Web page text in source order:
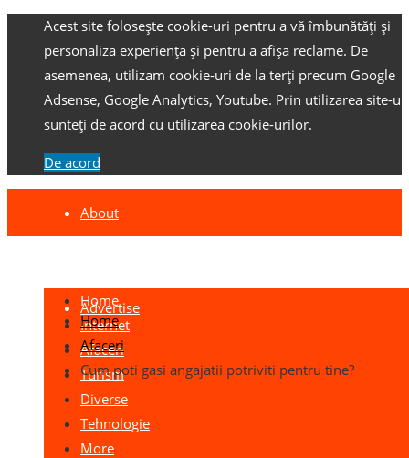
Acest site folosește cookie-uri pentru a vă îmbunătăți și
personaliza experiența și pentru a afișa reclame. De
asemenea, utilizam cookie-uri de la terți precum Google
Adsense, Google Analytics, Youtube. Prin utilizarea site-
sunteți de acord cu utilizarea cookie-urilor.
De acord
About
Advertise
Home
Internet
Afaceri
Turism
Diverse
Tehnologie
More
Home
Afaceri
Cum poti gasi angajatii potriviti pentru tine?